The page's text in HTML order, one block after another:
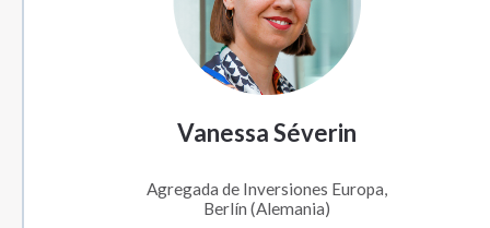
Vanessa Séverin
Agregada de Inversiones Europa,
Berlín (Alemania)